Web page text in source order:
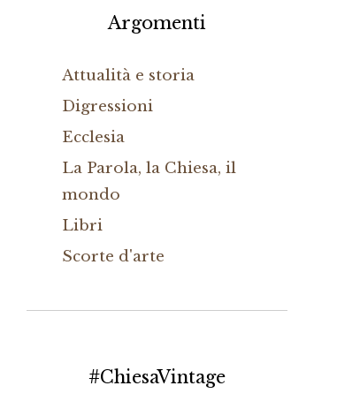
Argomenti
Attualità e storia
Digressioni
Ecclesia
La Parola, la Chiesa, il
mondo
Libri
Scorte d'arte
#ChiesaVintage